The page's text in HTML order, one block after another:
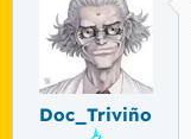
Doc_Triviño